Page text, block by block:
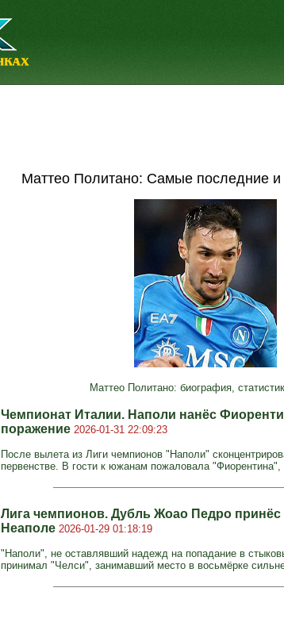
Маттео Политано: Самые последние и
Маттео Политано: биография,
Чемпионат Италии. Наполи нанёс
поражение 2026-01-31 22:09:23
После вылета из Лиги чемпионов "Наполи"
первенстве. В гости к южанам пожаловала
Лига чемпионов. Дубль Жоао Педро принёс
Неаполе 2026-01-29 01:18:19
"Наполи", не оставлявший надежд на попадание в
принимал "Челси", занимавший место в восьмёрке